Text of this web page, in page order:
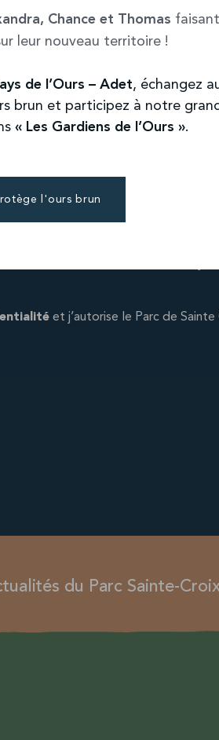
que le Parc de Sainte croix
décrites dans notre
le Parc de Sainte Croix à
et j’autorise le Parc de Sainte
du Parc Sainte-
Chance et Thomas
leur nouveau territoire !
de l’Ours – Adet, échangez
brun et participez à notre
« Les Gardiens de l’Ours ».
l'ours brun